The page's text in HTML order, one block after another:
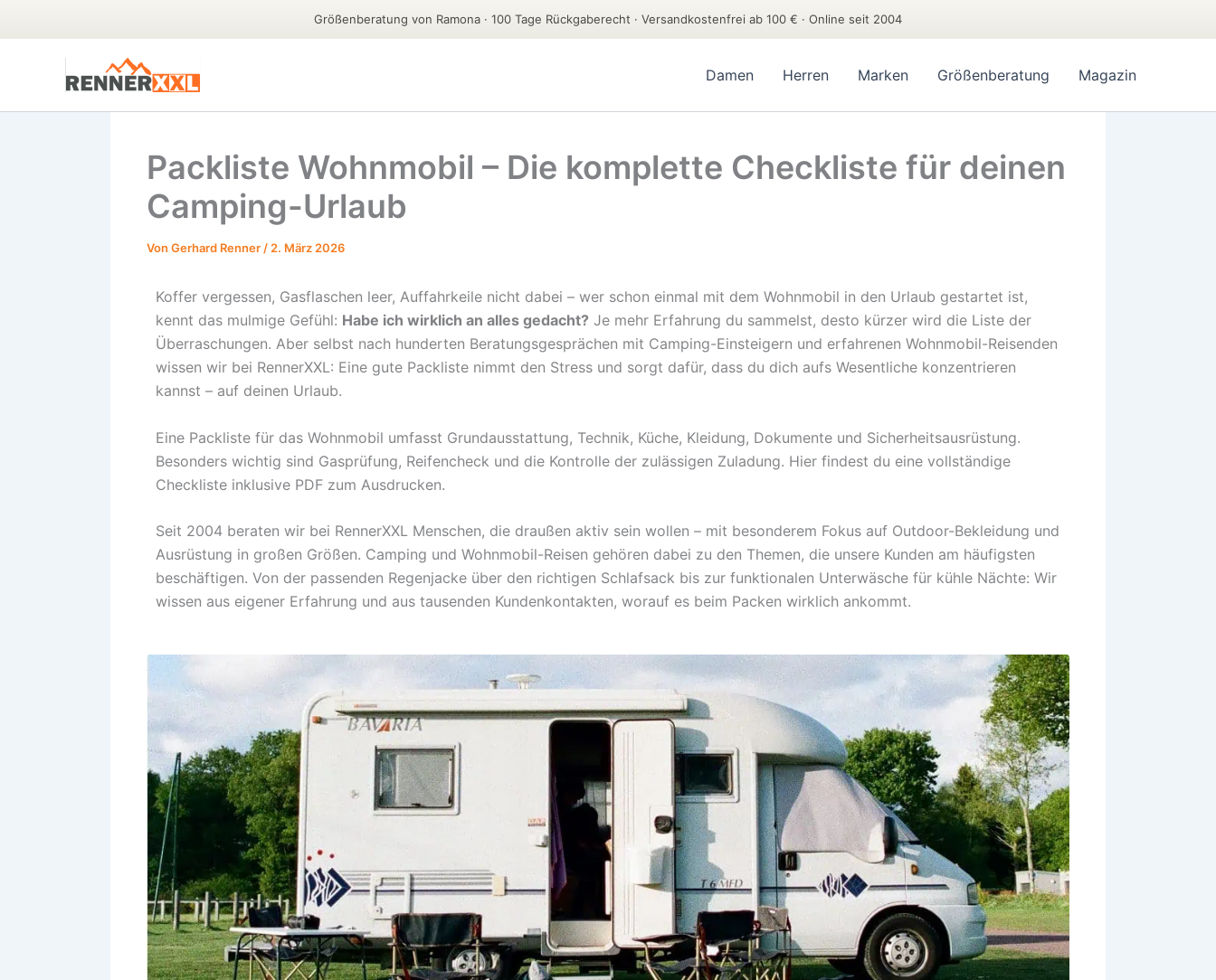
Größenberatung von Ramona · 100 Tage Rückgaberecht · Versandkostenfrei ab 100 € · Online seit 2004
Damen Herren Marken Größenberatung Magazin
Packliste Wohnmobil – Die komplette Checkliste für deinen
Camping-Urlaub
Von Gerhard Renner / 2. März 2026
Koffer vergessen, Gasflaschen leer, Auffahrkeile nicht dabei – wer schon einmal mit dem Wohnmobil in den Urlaub gestartet ist,
kennt das mulmige Gefühl: Habe ich wirklich an alles gedacht? Je mehr Erfahrung du sammelst, desto kürzer wird die Liste der
Überraschungen. Aber selbst nach hunderten Beratungsgesprächen mit Camping-Einsteigern und erfahrenen Wohnmobil-Reisenden
wissen wir bei RennerXXL: Eine gute Packliste nimmt den Stress und sorgt dafür, dass du dich aufs Wesentliche konzentrieren
kannst – auf deinen Urlaub.
Eine Packliste für das Wohnmobil umfasst Grundausstattung, Technik, Küche, Kleidung, Dokumente und Sicherheitsausrüstung.
Besonders wichtig sind Gasprüfung, Reifencheck und die Kontrolle der zulässigen Zuladung. Hier findest du eine vollständige
Checkliste inklusive PDF zum Ausdrucken.
Seit 2004 beraten wir bei RennerXXL Menschen, die draußen aktiv sein wollen – mit besonderem Fokus auf Outdoor-Bekleidung und
Ausrüstung in großen Größen. Camping und Wohnmobil-Reisen gehören dabei zu den Themen, die unsere Kunden am häufigsten
beschäftigen. Von der passenden Regenjacke über den richtigen Schlafsack bis zur funktionalen Unterwäsche für kühle Nächte: Wir
wissen aus eigener Erfahrung und aus tausenden Kundenkontakten, worauf es beim Packen wirklich ankommt.